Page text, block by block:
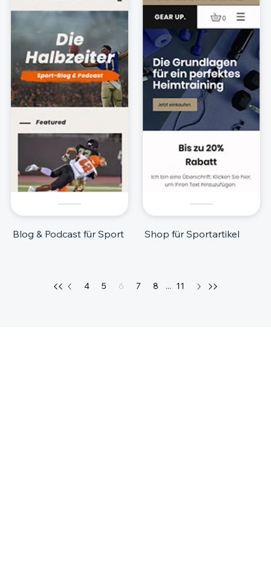
Blog & Podcast für Sport Shop für Sportartikel
4 5 6 7 8 ... 11